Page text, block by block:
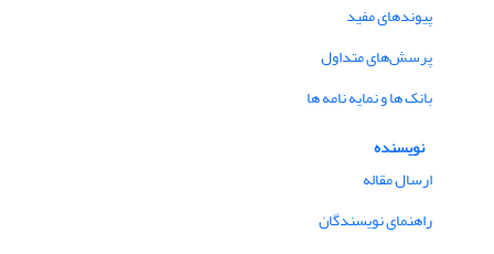
پیوندهای مفید
پرسش‌های متداول
بانک ها و نمایه نامه ها
نویسنده
ارسال مقاله
راهنمای نویسندگان